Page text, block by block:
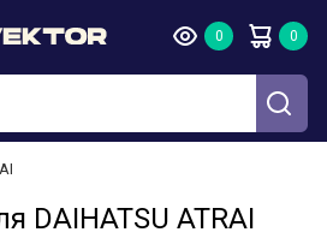
DAIHATSU ATRAI